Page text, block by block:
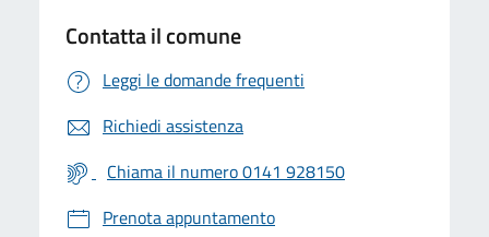
Contatta il comune
Leggi le domande frequenti
Richiedi assistenza
Chiama il numero 0141 928150
Prenota appuntamento